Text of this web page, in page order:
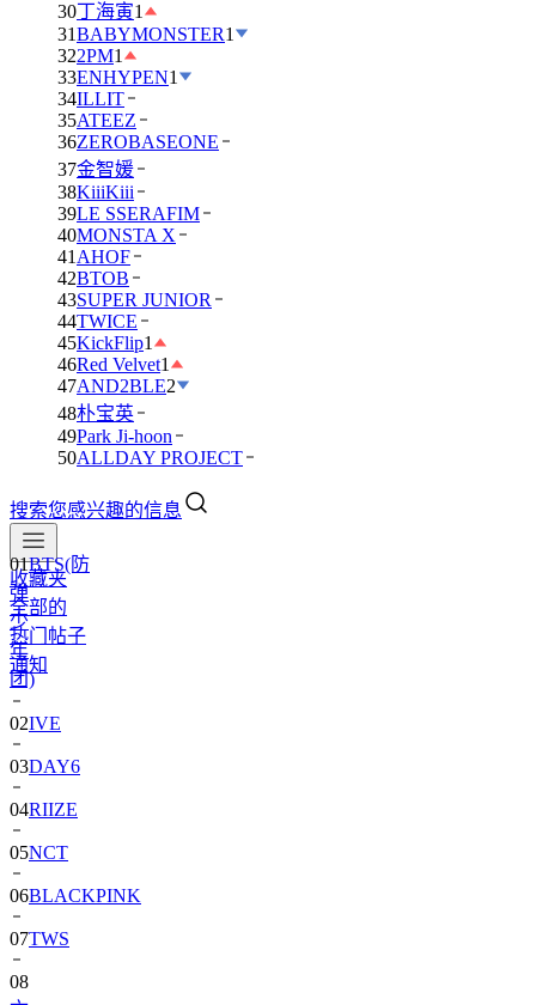
30丁海寅1
31BABYMONSTER1
322PM1
33ENHYPEN1
34ILLIT
35ATEEZ
36ZEROBASEONE
37金智媛
38KiiiKiii
39LE SSERAFIM
40MONSTA X
41 AHOF
42BTOB
43SUPER JUNIOR
44TWICE
45KickFlip1
46Red Velvet1
47AND2BLE2
48朴宝英
49Park Ji-hoon
50ALLDAY PROJECT
搜索您感兴趣的信息
收藏夹
全部的
热门帖子
通知
01BTS(防
弹
少
年
团)
02IVE
03DAY6
04RIIZE
05NCT
06BLACKPINK
07TWS
08